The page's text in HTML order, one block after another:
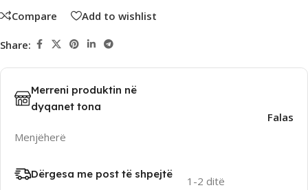
Compare Add to wishlist
Share:
Merreni produktin në
dyqanet tona
Menjëherë
Falas
Dërgesa me post të shpejtë
1-2 ditë